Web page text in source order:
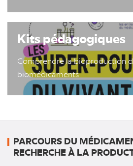
Kits pédagogiques
Comprendre la bioproduction
biomédicaments
PARCOURS DU
RECHERCHE À LA